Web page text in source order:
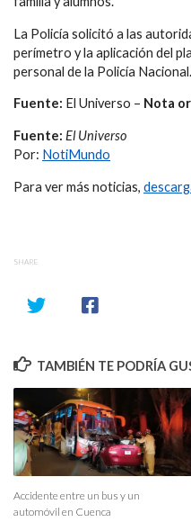
La Policía solicitó a las
perímetro y la aplicación del
personal de la Policía Nacional.
Fuente: El Universo – Nota
Fuente: El Universo
Por: NotiMundo
Para ver más noticias,
SHARE
TAMBIÉN TE PODRÍA
Accidente entre un bus y un
automóvil en Cuenca